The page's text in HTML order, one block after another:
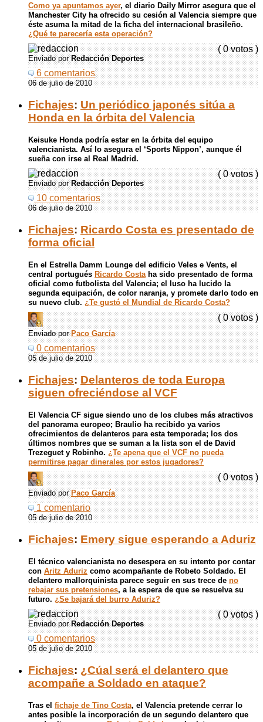
Como ya apuntamos ayer, el diario Daily Mirror asegura que el
Manchester City ha ofrecido su cesión al Valencia siempre que
éste asuma la mitad de la ficha del internacional brasileño.
¿Qué te parecería esta operación?
( 0 votos )
Enviado por Redacción Deportes
6 comentarios
06 de julio de 2010
Fichajes: Un periódico japonés sitúa a
Honda en la órbita del Valencia
Keisuke Honda podría estar en la órbita del equipo
valencianista. Así lo asegura el ‘Sports Nippon’, aunque él
sueña con irse al Real Madrid.
( 0 votos )
Enviado por Redacción Deportes
10 comentarios
06 de julio de 2010
Fichajes: Ricardo Costa es presentado de
forma oficial
En el Estrella Damm Lounge del edificio Veles e Vents, el
central portugués Ricardo Costa ha sido presentado de forma
oficial como futbolista del Valencia; el luso ha lucido la
segunda equipación, de color naranja, y promete darlo todo en
su nuevo club. ¿Te gustó el Mundial de Ricardo Costa?
( 0 votos )
Enviado por Paco García
0 comentarios
05 de julio de 2010
Fichajes: Delanteros de toda Europa
siguen ofreciéndose al VCF
El Valencia CF sigue siendo uno de los clubes más atractivos
del panorama europeo; Braulio ha recibido ya varios
ofrecimientos de delanteros para esta temporada; los dos
últimos nombres que se suman a la lista son el de David
Trezeguet y Robinho. ¿Te apena que el VCF no pueda
permitirse pagar dinerales por estos jugadores?
( 0 votos )
Enviado por Paco García
1 comentario
05 de julio de 2010
Fichajes: Emery sigue esperando a Aduriz
El técnico valencianista no desespera en su intento por contar
con Aritz Aduriz como acompañante de Robeto Soldado. El
delantero mallorquinista parece seguir en sus trece de no
rebajar sus pretensiones, a la espera de que se resuelva su
futuro. ¿Se bajará del burro Aduriz?
( 0 votos )
Enviado por Redacción Deportes
0 comentarios
05 de julio de 2010
Fichajes: ¿Cúal será el delantero que
acompañe a Soldado en ataque?
Tras el fichaje de Tino Costa, el Valencia pretende cerrar lo
antes posible la incorporación de un segundo delantero que